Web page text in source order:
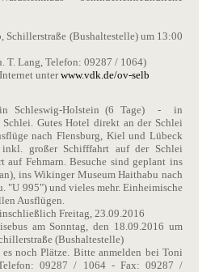
Schillerstraße (Bushaltestelle) um 13:00
T. Lang, Telefon: 09287 / 1064)
unterwww.vdk.de/ov-selb
Schleswig-Holstein (6 Tage) - in
Schlei. Gutes Hotel direkt an der Schlei
nach Flensburg, Kiel und Lübeck
inkl. großer Schifffahrt auf der Schlei
auf Fehmarn. Besuche sind geplant ins
ins Wikinger Museum Haithabu nach
"U 995") und vieles mehr. Einheimische
Ausflügen.
Freitag, 23.09.2016
am Sonntag, den 18.09.2016 um
(Bushaltestelle)
es noch Plätze. Bitte anmelden bei Toni
09287 / 1064 - Fax: 09287 /